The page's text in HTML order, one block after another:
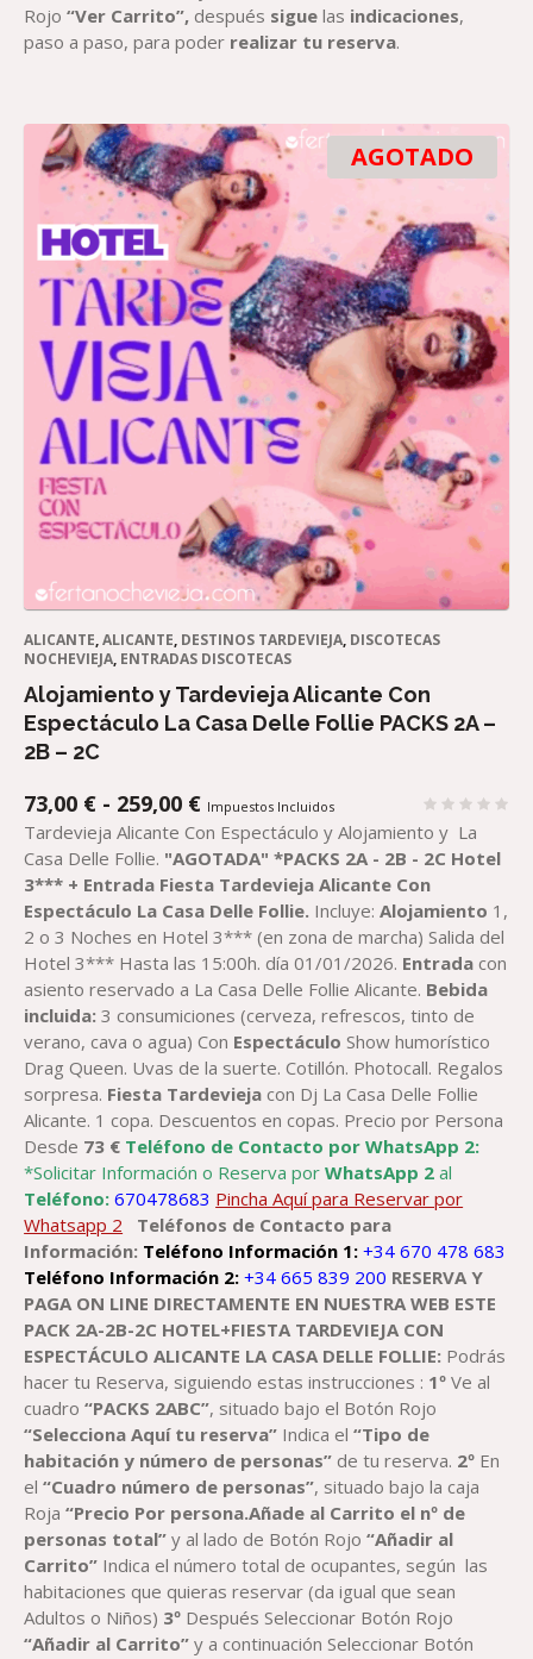
Rojo“Ver Carrito”, después sigue las indicaciones,
paso a paso, para poder realizar tu reserva.
AGOTADO
ALICANTE,ALICANTE, DESTINOS TARDEVIEJA, DISCOTECAS
NOCHEVIEJA, ENTRADAS DISCOTECAS
Alojamiento y Tardevieja Alicante Con
Espectáculo La Casa Delle Follie PACKS 2A –
2B – 2C
73,00 € - 259,00 €RANGO
DE
PRECIOS:
DESDE
73,00 €
HASTA
259,00 €
Impuestos Incluidos
Tardevieja Alicante Con Espectáculo y Alojamiento y La
Casa Delle Follie. "AGOTADA" *PACKS 2A - 2B - 2C Hotel
3*** + Entrada Fiesta Tardevieja Alicante Con
Espectáculo La Casa Delle Follie. Incluye:Alojamiento 1,
2 o 3 Noches en Hotel 3*** (en zona de marcha) Salida del
Hotel 3*** Hasta las 15:00h. día 01/01/2026. Entrada con
asiento reservado a La Casa Delle Follie Alicante. Bebida
incluida: 3 consumiciones (cerveza, refrescos, tinto de
verano, cava o agua) Con Espectáculo Show humorístico
Drag Queen. Uvas de la suerte. Cotillón. Photocall. Regalos
sorpresa. Fiesta Tardevieja con Dj La Casa Delle Follie
Alicante. 1 copa. Descuentos en copas. Precio por Persona
Desde 73 € Teléfono de Contacto por WhatsApp 2:
*Solicitar Información o Reserva porWhatsApp 2 al
Teléfono:670478683 Pincha Aquí para Reservar por
Whatsapp 2
Teléfonos de Contacto para
Información: Teléfono Información 1:+34 670 478 683
Teléfono Información 2: +34 665 839 200 RESERVA Y
PAGA ON LINE DIRECTAMENTE EN NUESTRA WEB ESTE
PACK 2A-2B-2C HOTEL+FIESTA TARDEVIEJA CON
ESPECTÁCULOALICANTE LA CASA DELLE FOLLIE: Podrás
hacer tu Reserva, siguiendo estas instrucciones : 1ºVe al
cuadro“PACKS 2ABC”, situado bajo el Botón Rojo
“Selecciona Aquí tu reserva” Indica el“Tipo de
habitación y número de personas” de tu reserva. 2º En
el“Cuadro número de personas”, situado bajo la caja
Roja“Precio Por persona.Añade al Carrito el nº de
personas total”y al lado de Botón Rojo“Añadir al
Carrito” Indica el número total de ocupantes, según las
habitaciones que quieras reservar (da igual que sean
Adultos o Niños) 3º Después Seleccionar Botón Rojo
“Añadir al Carrito” y a continuación Seleccionar Botón